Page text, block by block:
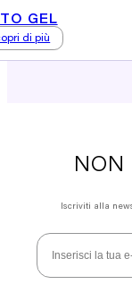
GEL
di più
NON
Iscriviti alla
Email